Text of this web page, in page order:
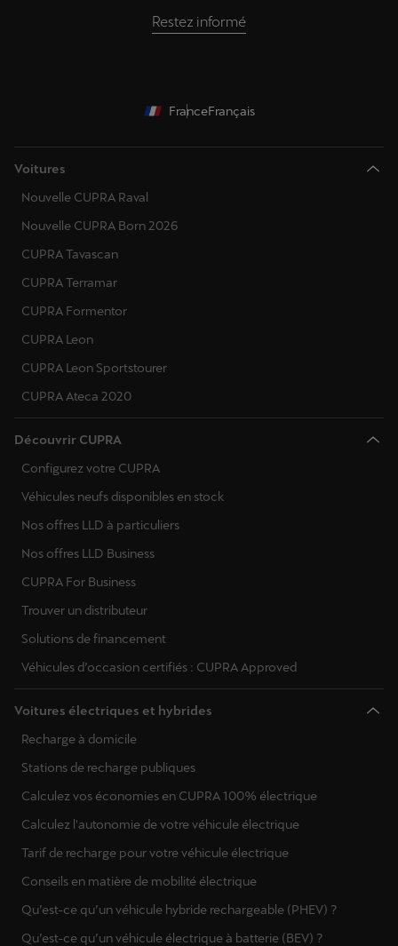
Restez informé
FranceFrançais
Voitures
Nouvelle CUPRA Raval
Nouvelle CUPRA Born 2026
CUPRA Tavascan
CUPRA Terramar
CUPRA Formentor
CUPRA Leon
CUPRA Leon Sportstourer
CUPRA Ateca 2020
Découvrir CUPRA
Configurez votre CUPRA
Véhicules neufs disponibles en stock
Nos offres LLD à particuliers
Nos offres LLD Business
CUPRA For Business
Trouver un distributeur
Solutions de financement
Véhicules d’occasion certifiés : CUPRA Approved
Voitures électriques et hybrides
Recharge à domicile
Stations de recharge publiques
Calculez vos économies en CUPRA 100% électrique
Calculez l'autonomie de votre véhicule électrique
Tarif de recharge pour votre véhicule électrique
Conseils en matière de mobilité électrique
Qu’est-ce qu’un véhicule hybride rechargeable (PHEV) ?
Qu’est-ce qu’un véhicule électrique à batterie (BEV) ?